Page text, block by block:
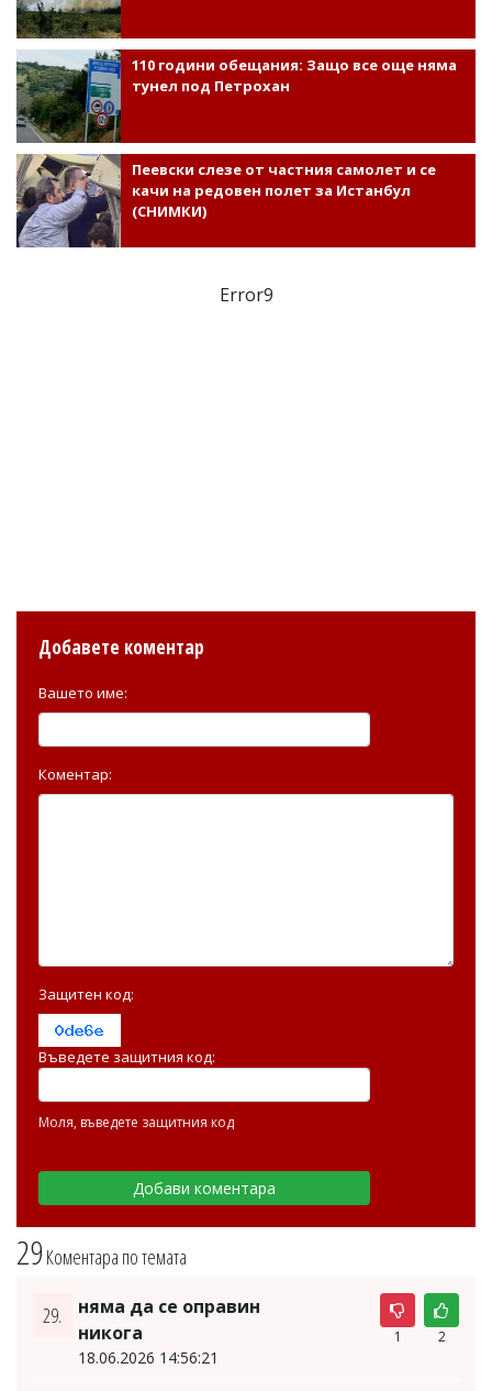
110 години обещания: Защо все още няма
тунел под Петрохан
Пеевски слезе от частния самолет и се
качи на редовен полет за Истанбул
(СНИМКИ)
Error9
29Коментара по темата
29.
няма да се оправин
никога
18.06.2026 14:56:21
1 2
Добавете коментар
Вашето име:
Коментар:
Защитен код:
Въведете защитния код:
Моля, въведете защитния код